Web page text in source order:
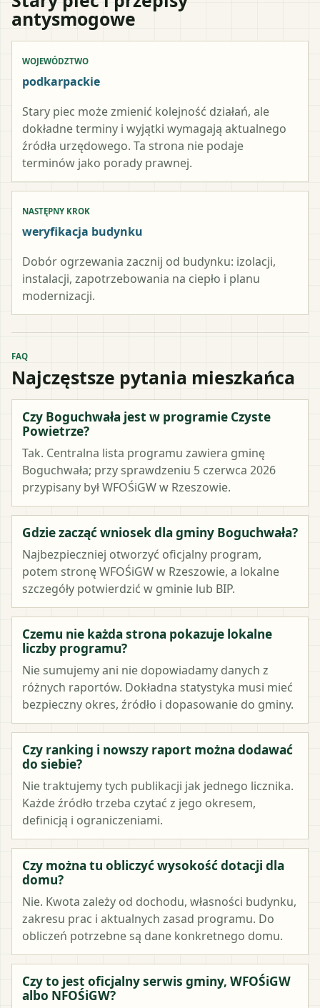
antysmogowe
WOJEWÓDZTWO
podkarpackie
Stary piec może zmienić kolejność działań, ale
dokładne terminy i wyjątki wymagają aktualnego
źródła urzędowego. Ta strona nie podaje
terminów jako porady prawnej.
NASTĘPNY KROK
weryfikacja budynku
Dobór ogrzewania zacznij od budynku: izolacji,
instalacji, zapotrzebowania na ciepło i planu
modernizacji.
FAQ
Najczęstsze pytania mieszkańca
Czy Boguchwała jest w programie Czyste
Powietrze?
Tak. Centralna lista programu zawiera gminę
Boguchwała; przy sprawdzeniu 5 czerwca 2026
przypisany był WFOŚiGW w Rzeszowie.
Gdzie zacząć wniosek dla gminy Boguchwała?
Najbezpieczniej otworzyć oficjalny program,
potem stronę WFOŚiGW w Rzeszowie, a lokalne
szczegóły potwierdzić w gminie lub BIP.
Czemu nie każda strona pokazuje lokalne
liczby programu?
Nie sumujemy ani nie dopowiadamy danych z
różnych raportów. Dokładna statystyka musi mieć
bezpieczny okres, źródło i dopasowanie do gminy.
Czy ranking i nowszy raport można dodawać
do siebie?
Nie traktujemy tych publikacji jak jednego licznika.
Każde źródło trzeba czytać z jego okresem,
definicją i ograniczeniami.
Czy można tu obliczyć wysokość dotacji dla
domu?
Nie. Kwota zależy od dochodu, własności budynku,
zakresu prac i aktualnych zasad programu. Do
obliczeń potrzebne są dane konkretnego domu.
Czy to jest oficjalny serwis gminy, WFOŚiGW
albo NFOŚiGW?